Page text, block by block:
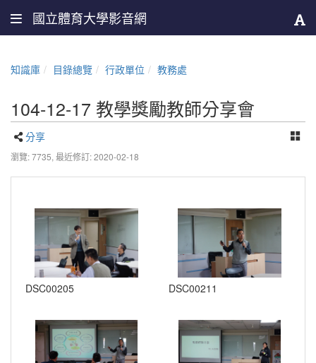
國立體育大學影音網
知識庫 目錄總覽 行政單位 教務處
104-12-17 教學獎勵教師分享會
分享
瀏覽: 7735, 最近修訂: 2020-02-18
DSC00205 DSC00211